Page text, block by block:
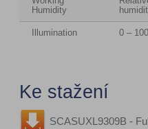
Humidity
Illumination 0 –
Ke stažení
SCASUXL9309B -